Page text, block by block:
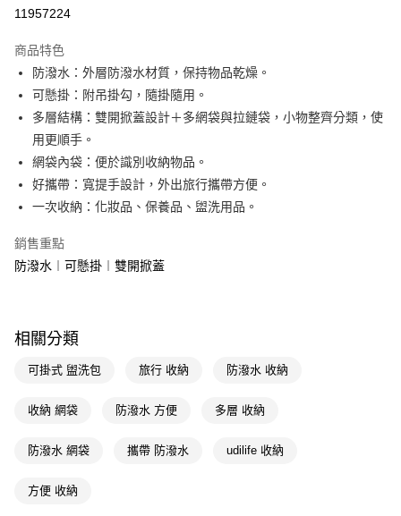
LINE Pay
Apple Pay
街口支付
悠遊付
Google Pay
【關於「AFTEE先享後付」】
２．便利：只要手機號碼，簡訊認證，即可結帳。
１．於結帳方式選擇「AFTEE先享後付」後，將跳轉至「AFTEE先享後付」
３．收到繳費通知簡訊後14天內，點擊此簡訊中的連結，可透過四大超商／
※ 請注意：結帳手續完成當下不需立刻繳費，但若您需要取消訂單，請聯絡
運送方式
全家取貨付款
付款後全家取貨
每筆NT$65，滿NT$390(含以上)免運費
每筆NT$65，滿NT$490(含以上)免運費
11957224
商品特色
防潑水：外層防潑水材質，保持物品乾燥。
可懸掛：附吊掛勾，隨掛隨用。
多層結構：雙開掀蓋設計＋多網袋與拉鏈袋，小物整齊分類，使
用更順手。
網袋內袋：便於識別收納物品。
好攜帶：寬提手設計，外出旅行攜帶方便。
一次收納：化妝品、保養品、盥洗用品。
銷售重點
防潑水︱可懸掛︱雙開掀蓋
相關分類
可掛式 盥洗包 旅行 收納 防潑水 收納
收納 網袋 防潑水 方便 多層 收納
防潑水 網袋 攜帶 防潑水 udilife 收納
方便 收納